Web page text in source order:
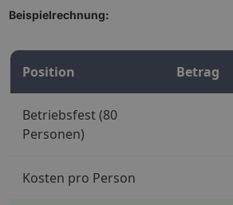
Beispielrechnung:
Position Betrag
Betriebsfest (80
Personen)
Kosten pro Person